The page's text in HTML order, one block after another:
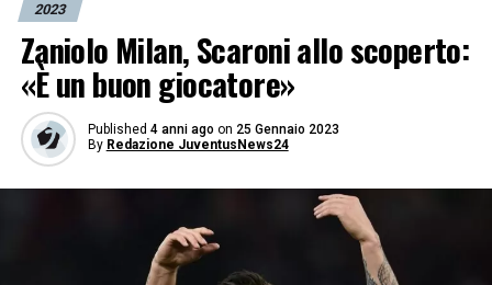
2023
Zaniolo Milan, Scaroni allo scoperto:
«È un buon giocatore»
Published 4 anni ago on 25 Gennaio 2023
By Redazione JuventusNews24